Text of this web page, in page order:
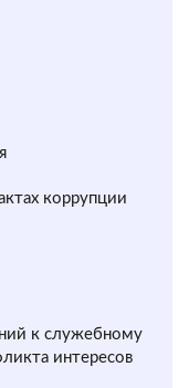
коррупции
к служебному
интересов